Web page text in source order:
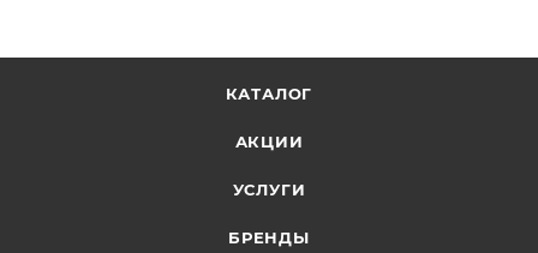
КАТАЛОГ
АКЦИИ
УСЛУГИ
БРЕНДЫ